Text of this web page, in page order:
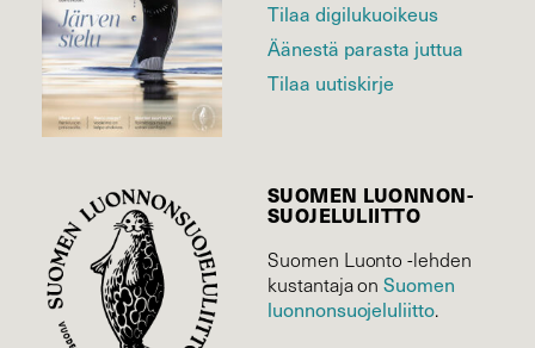
Tilaa digilukuoikeus
Äänestä parasta juttua
Tilaa uutiskirje
SUOMEN LUONNON­
SUOJELU­LIITTO
Suomen Luonto -lehden
kustantaja onSuomen
luonnonsuojelu­liitto.